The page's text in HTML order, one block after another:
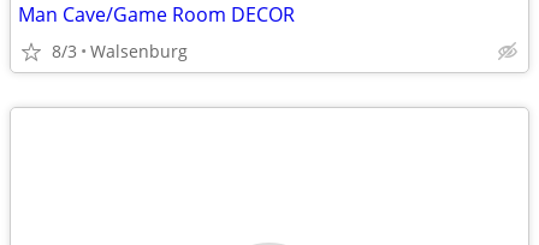
Man Cave/Game Room DECOR
8/3 Walsenburg